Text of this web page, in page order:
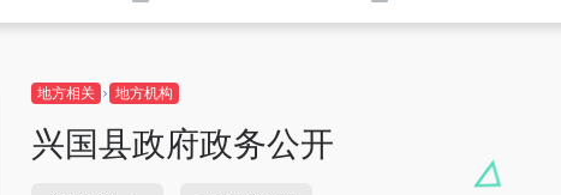
地方相关 地方机构
兴国县政府政务公开